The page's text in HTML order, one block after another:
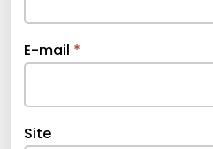
E-mail *
Site